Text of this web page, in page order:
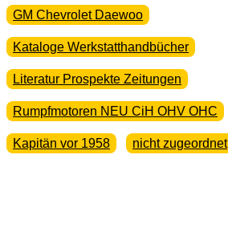
GM Chevrolet Daewoo
Kataloge Werkstatthandbücher
Literatur Prospekte Zeitungen
Rumpfmotoren NEU CiH OHV OHC
Kapitän vor 1958 nicht zugeordnet